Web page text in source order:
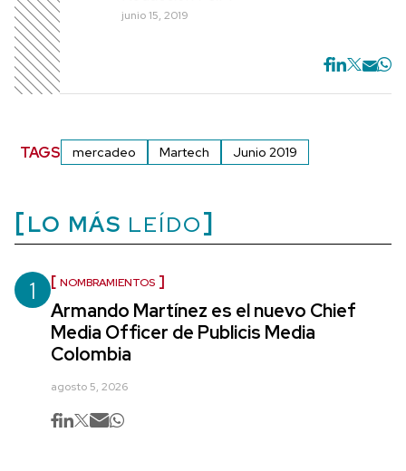
junio 15, 2019
TAGS mercadeo Martech Junio 2019
LO MÁS LEÍDO
1 NOMBRAMIENTOS
Armando Martínez es el nuevo Chief
Media Officer de Publicis Media
Colombia
agosto 5, 2026